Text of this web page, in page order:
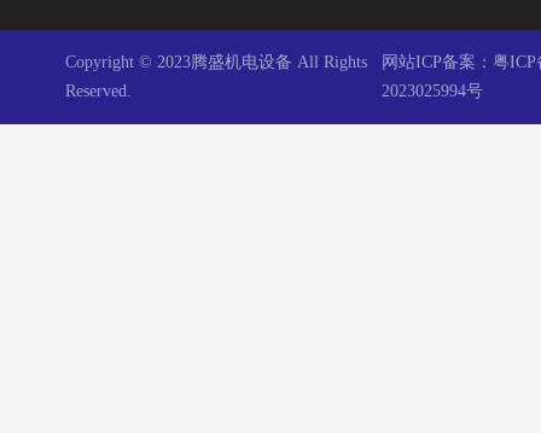
Copyright © 2023腾盛机电设备 All Rights
Reserved.
网站ICP备案： 粤ICP
2023025994号